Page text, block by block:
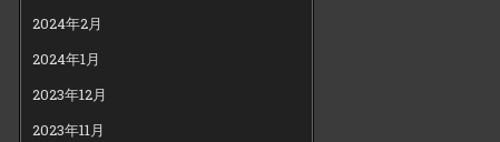
2024年2月
2024年1月
2023年12月
2023年11月